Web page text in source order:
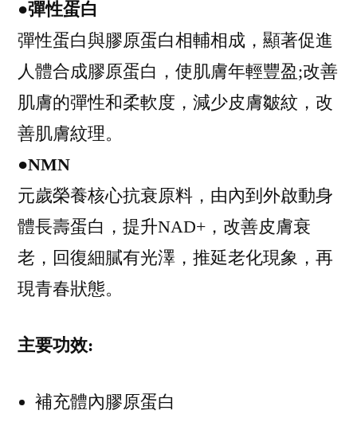
●彈性蛋白
彈性蛋白與膠原蛋白相輔相成，顯著促進
人體合成膠原蛋白，使肌膚年輕豐盈;改善
肌膚的彈性和柔軟度，減少皮膚皺紋，改
善肌膚紋理。
●NMN
元歲榮養核心抗衰原料，由內到外啟動身
體長壽蛋白，提升NAD+，改善皮膚衰
老，回復細膩有光澤，推延老化現象，再
現青春狀態。
主要功效:
補充體內膠原蛋白